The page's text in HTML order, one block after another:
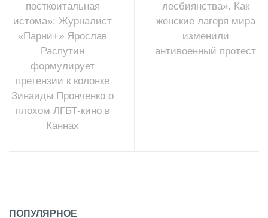
посткоитальная
истома»: Журналист
«Парни+» Ярослав
Распутин
формулирует
претензии к колонке
Зинаиды Пронченко о
плохом ЛГБТ-кино в
Каннах
лесбиянства». Как
женские лагеря мира
изменили
антивоенный протест
ПОПУЛЯРНОЕ